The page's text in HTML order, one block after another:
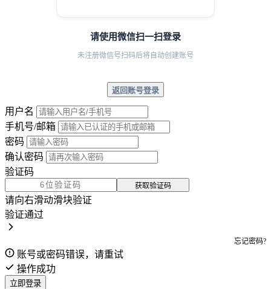
请使用微信扫一扫登录
未注册微信号扫码后将自动创建账号
返回账号登录
用户名
手机号/邮箱
密码
确认密码
验证码
获取验证码
请向右滑动滑块验证
验证通过
忘记密码?
账号或密码错误，请重试
操作成功
立即登录